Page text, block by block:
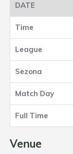
Venue